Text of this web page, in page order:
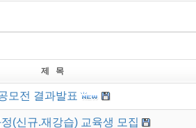
제 목
모전 결과발표
(신규.재강습) 교육생 모집